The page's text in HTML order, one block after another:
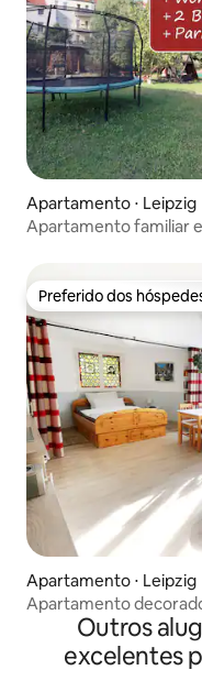
Apartamento ⋅ Leipzig
Apartamento familiar
Preferido dos
Preferido dos
Apartamento ⋅ Leipzig
Apartamento
Outros
excelentes